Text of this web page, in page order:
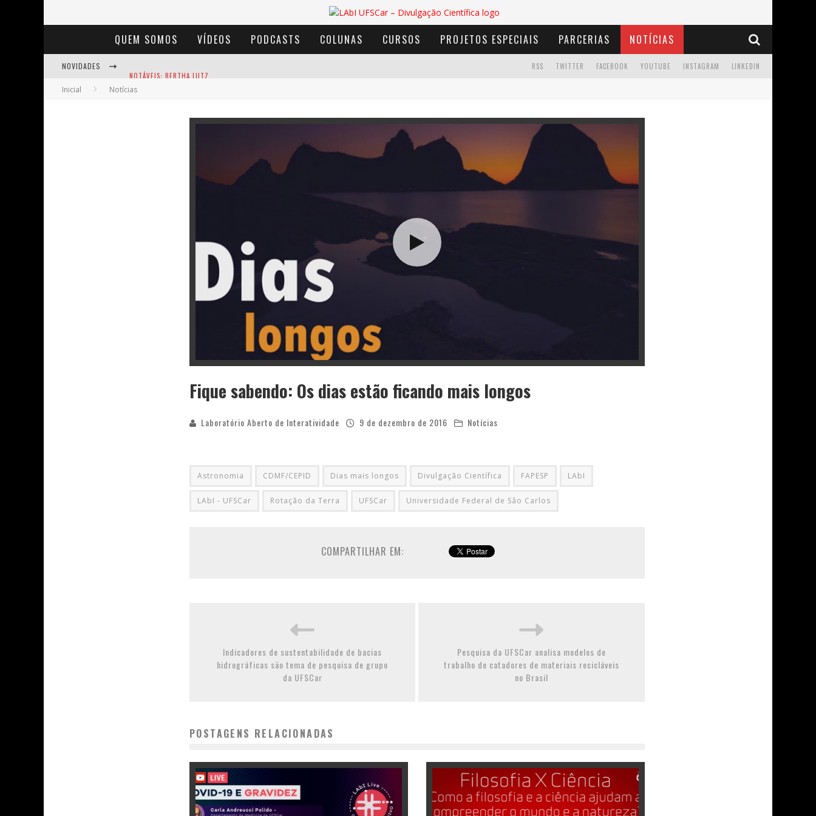
QUEM SOMOS VÍDEOS PODCASTS COLUNAS CURSOS PROJETOS ESPECIAIS PARCERIAS NOTÍCIAS
NOVIDADES
BAÚ DE HISTÓRIAS - A JAMAIS IMAGINADA AVENTURA COM OS MOINHOS DE VENTO
ENTS: A VOZ DAS FLORESTAS
LINKEDIN
INSTAGRAM
YOUTUBE
FACEBOOK
TWITTER
RSS
Inicial Notícias
Fique sabendo: Os dias estão ficando mais longos
Laboratório Aberto de Interatividade 9 de dezembro de 2016 Notícias
Astronomia CDMF/CEPID Dias mais longos Divulgação Científica FAPESP LAbI
LAbI - UFSCar Rotação da Terra UFSCar Universidade Federal de Sâo Carlos
COMPARTILHAR EM:
Indicadores de sustentabilidade de bacias
hidrográficas são tema de pesquisa de grupo
da UFSCar
Pesquisa da UFSCar analisa modelos de
trabalho de catadores de materiais recicláveis
no Brasil
POSTAGENS RELACIONADAS